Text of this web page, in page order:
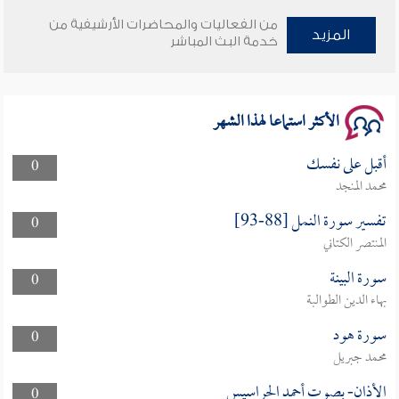
وأمنهم من خوف 9
المزيد
من الفعاليات والمحاضرات الأرشيفية من
خدمة البث المباشر
الأكثر استماعا لهذا الشهر
0 أقبل على نفسك
محمد المنجد
0
تفسير سورة النمل [88-93]
المنتصر الكتاني
0
سورة البينة
بهاء الدين الطوالبة
0
سورة هود
محمد جبريل